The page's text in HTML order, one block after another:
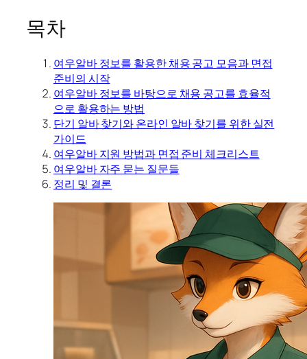
목차
여우알바 정보를 활용한 채용 공고 모음과 면접
준비의 시작
여우알바 정보를 바탕으로 채용 공고를 효율적
으로 활용하는 방법
단기 알바 찾기와 온라인 알바 찾기를 위한 실전
가이드
여우알바 지원 방법과 면접 준비 체크리스트
여우알바 자주 묻는 질문들
정리 및 결론